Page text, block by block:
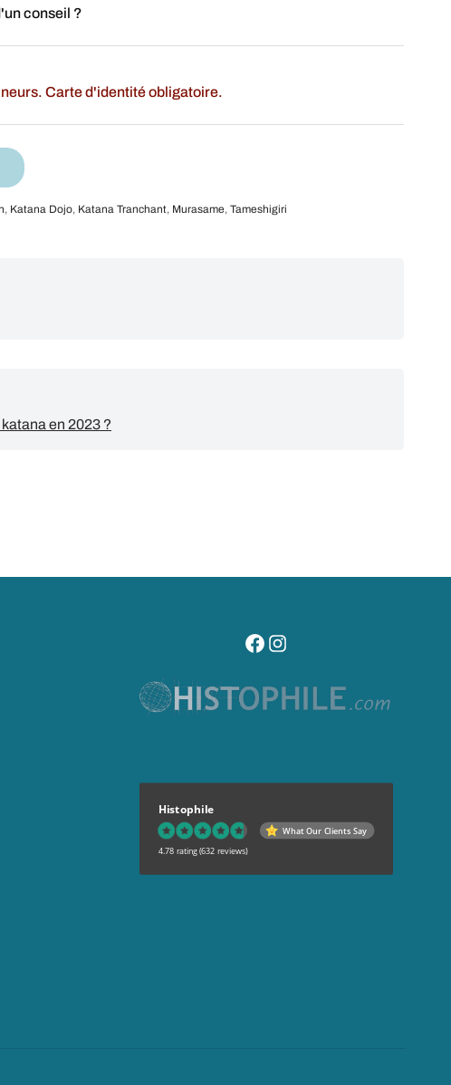
conseil ?
Carte d'identité obligatoire.
, Katana Dojo, Katana Tranchant, Murasame, Tameshigiri
en 2023 ?
visitez notre page facebook
suivez notre compte
Histophile
What Our Clients Say
4.78 rating (632 reviews)